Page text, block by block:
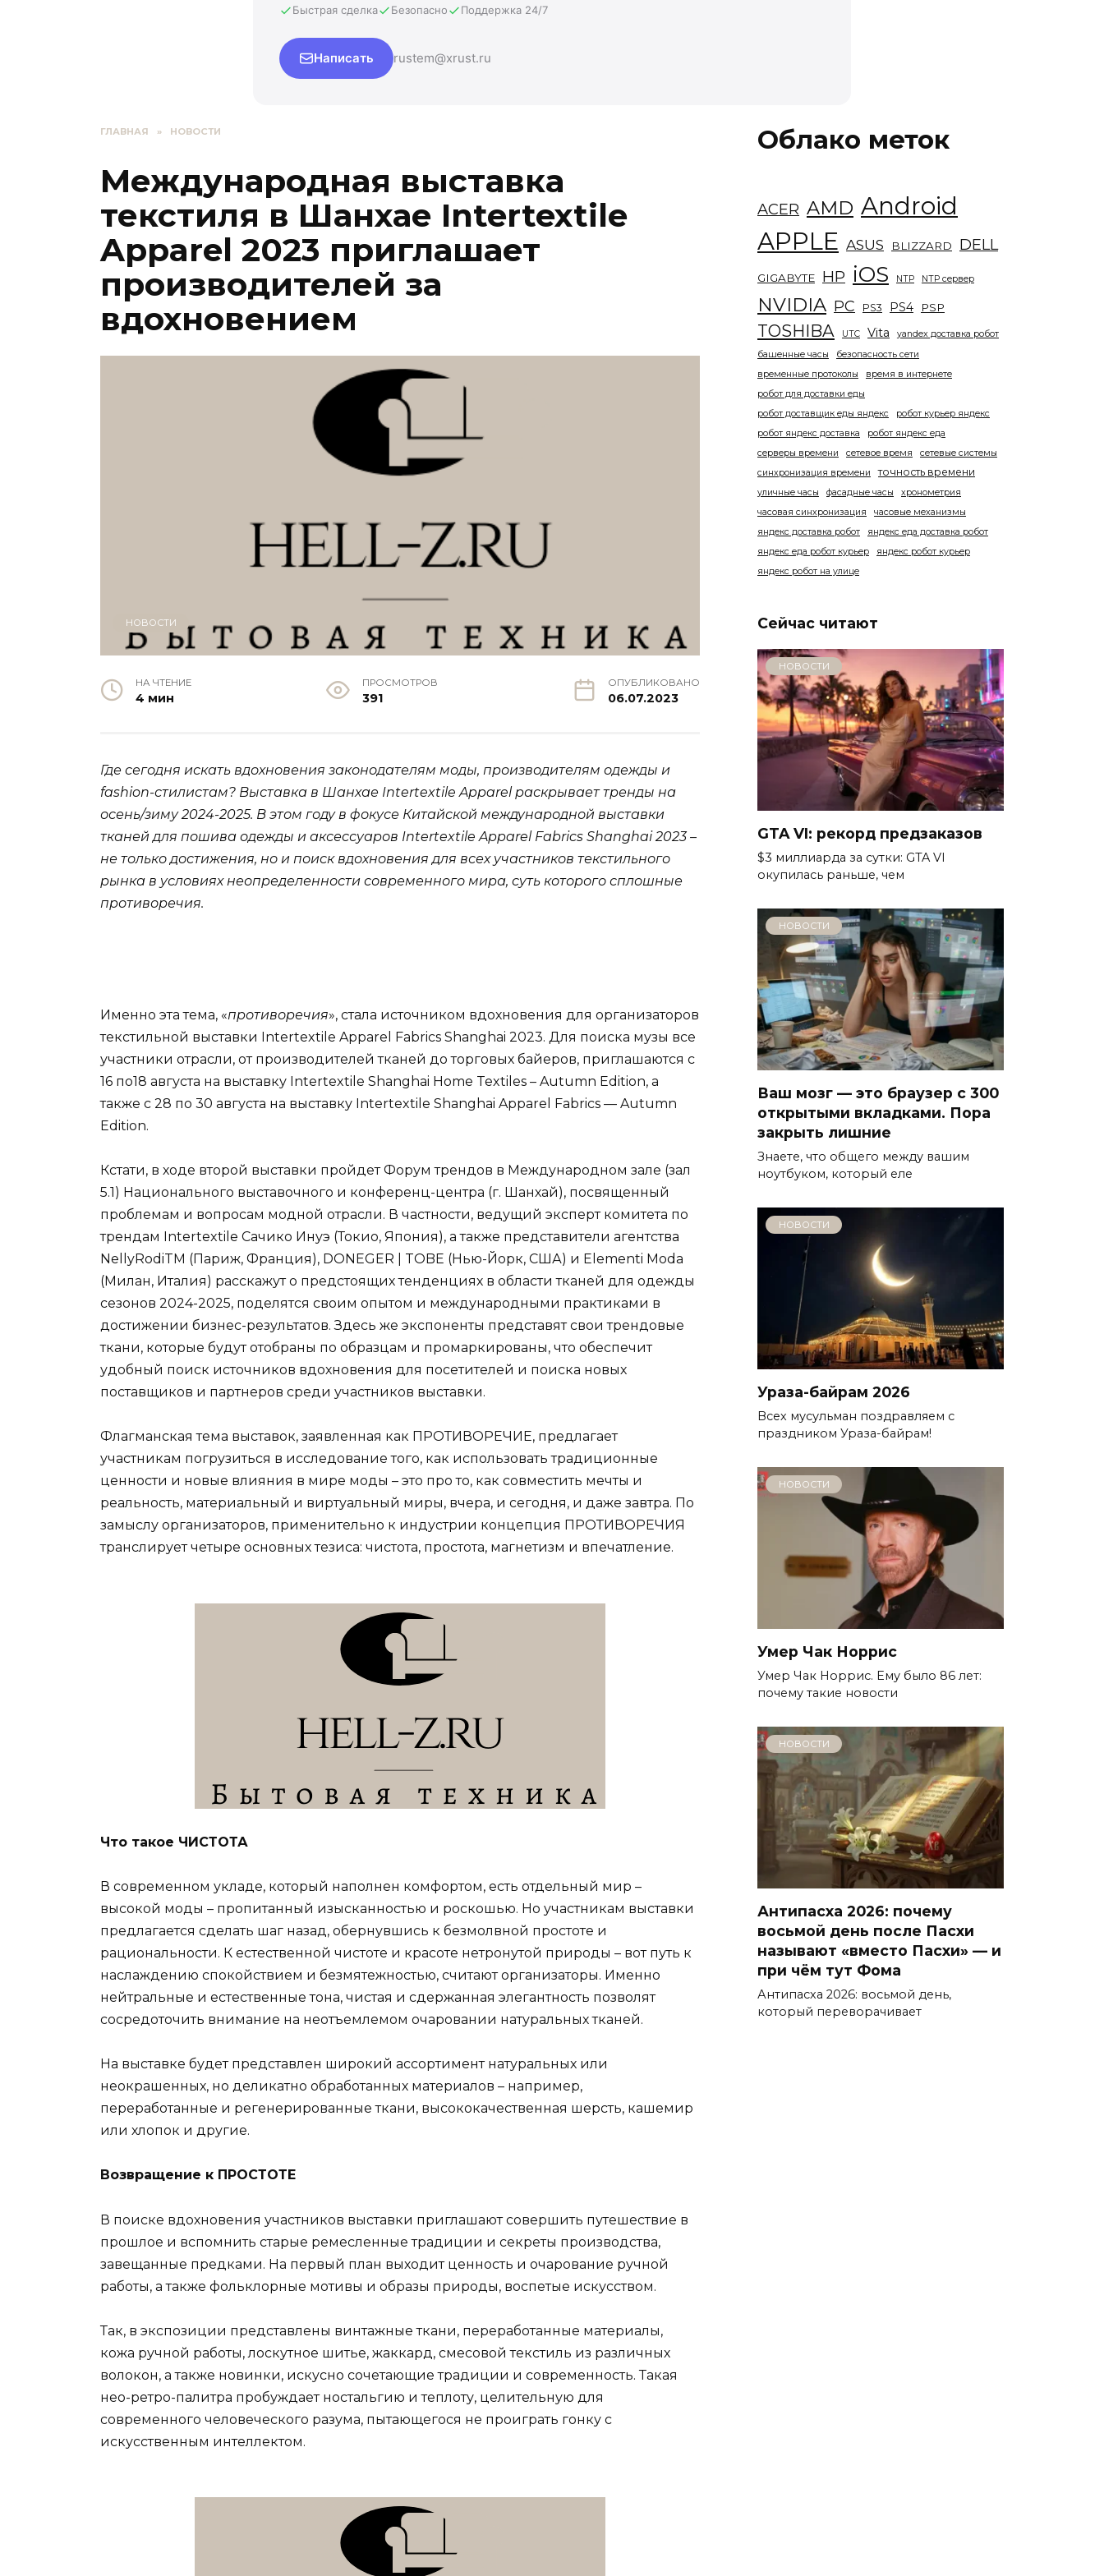
Быстрая сделка Безопасно Поддержка 24/7
Написать rustem@xrust.ru
ГЛАВНАЯ » НОВОСТИ
Международная выставка
текстиля в Шанхае Intertextile
Apparel 2023 приглашает
производителей за
вдохновением
НОВОСТИ
НА ЧТЕНИЕ
4 мин
ПРОСМОТРОВ
391
ОПУБЛИКОВАНО
06.07.2023
Где сегодня искать вдохновения законодателям моды, производителям одежды и
fashion-стилистам? Выставка в Шанхае Intertextile Apparel раскрывает тренды на
осень/зиму 2024-2025. В этом году в фокусе Китайской международной выставки
тканей для пошива одежды и аксессуаров Intertextile Apparel Fabrics Shanghai 2023 –
не только достижения, но и поиск вдохновения для всех участников текстильного
рынка в условиях неопределенности современного мира, суть которого сплошные
противоречия.
Именно эта тема, «противоречия», стала источником вдохновения для организаторов
текстильной выставки Intertextile Apparel Fabrics Shanghai 2023. Для поиска музы все
участники отрасли, от производителей тканей до торговых байеров, приглашаются с
16 по18 августа на выставку Intertextile Shanghai Home Textiles – Autumn Edition, а
также с 28 по 30 августа на выставку Intertextile Shanghai Apparel Fabrics — Autumn
Edition.
Кстати, в ходе второй выставки пройдет Форум трендов в Международном зале (зал
5.1) Национального выставочного и конференц-центра (г. Шанхай), посвященный
проблемам и вопросам модной отрасли. В частности, ведущий эксперт комитета по
трендам Intertextile Сачико Инуэ (Токио, Япония), а также представители агентства
NellyRodiTM (Париж, Франция), DONEGER | TOBE (Нью-Йорк, США) и Elementi Moda
(Милан, Италия) расскажут о предстоящих тенденциях в области тканей для одежды
сезонов 2024-2025, поделятся своим опытом и международными практиками в
достижении бизнес-результатов. Здесь же экспоненты представят свои трендовые
ткани, которые будут отобраны по образцам и промаркированы, что обеспечит
удобный поиск источников вдохновения для посетителей и поиска новых
поставщиков и партнеров среди участников выставки.
Флагманская тема выставок, заявленная как ПРОТИВОРЕЧИЕ, предлагает
участникам погрузиться в исследование того, как использовать традиционные
ценности и новые влияния в мире моды – это про то, как совместить мечты и
реальность, материальный и виртуальный миры, вчера, и сегодня, и даже завтра. По
замыслу организаторов, применительно к индустрии концепция ПРОТИВОРЕЧИЯ
транслирует четыре основных тезиса: чистота, простота, магнетизм и впечатление.
Что такое ЧИСТОТА
В современном укладе, который наполнен комфортом, есть отдельный мир –
высокой моды – пропитанный изысканностью и роскошью. Но участникам выставки
предлагается сделать шаг назад, обернувшись к безмолвной простоте и
рациональности. К естественной чистоте и красоте нетронутой природы – вот путь к
наслаждению спокойствием и безмятежностью, считают организаторы. Именно
нейтральные и естественные тона, чистая и сдержанная элегантность позволят
сосредоточить внимание на неотъемлемом очаровании натуральных тканей.
На выставке будет представлен широкий ассортимент натуральных или
неокрашенных, но деликатно обработанных материалов – например,
переработанные и регенерированные ткани, высококачественная шерсть, кашемир
или хлопок и другие.
Возвращение к ПРОСТОТЕ
В поиске вдохновения участников выставки приглашают совершить путешествие в
прошлое и вспомнить старые ремесленные традиции и секреты производства,
завещанные предками. На первый план выходит ценность и очарование ручной
работы, а также фольклорные мотивы и образы природы, воспетые искусством.
Так, в экспозиции представлены винтажные ткани, переработанные материалы,
кожа ручной работы, лоскутное шитье, жаккард, смесовой текстиль из различных
волокон, а также новинки, искусно сочетающие традиции и современность. Такая
нео-ретро-палитра пробуждает ностальгию и теплоту, целительную для
современного человеческого разума, пытающегося не проиграть гонку с
искусственным интеллектом.
Облако меток
ACER AMD Android
APPLE ASUS BLIZZARD DELL
GIGABYTE HP iOS NTP NTP сервер
NVIDIA PC PS3 PS4 PSP
TOSHIBA UTC Vita
yandex доставка робот
башенные часы
безопасность сети
временные протоколы
время в интернете
робот для доставки еды
робот доставщик еды яндекс
робот курьер яндекс
робот яндекс доставка
робот яндекс еда
серверы времени
сетевое время
сетевые системы
синхронизация времени
точность времени
уличные часы фасадные часы
хронометрия
часовая синхронизация
часовые механизмы
яндекс доставка робот
яндекс еда доставка робот
яндекс еда робот курьер
яндекс робот курьер
яндекс робот на улице
Сейчас читают
НОВОСТИ
GTA VI: рекорд предзаказов
$3 миллиарда за сутки: GTA VI
окупилась раньше, чем
НОВОСТИ
Ваш мозг — это браузер с 300
открытыми вкладками. Пора
закрыть лишние
Знаете, что общего между вашим
ноутбуком, который еле
НОВОСТИ
Ураза-байрам 2026
Всех мусульман поздравляем с
праздником Ураза-байрам!
НОВОСТИ
Умер Чак Норрис
Умер Чак Норрис. Ему было 86 лет:
почему такие новости
НОВОСТИ
Антипасха 2026: почему
восьмой день после Пасхи
называют «вместо Пасхи» — и
при чём тут Фома
Антипасха 2026: восьмой день,
который переворачивает